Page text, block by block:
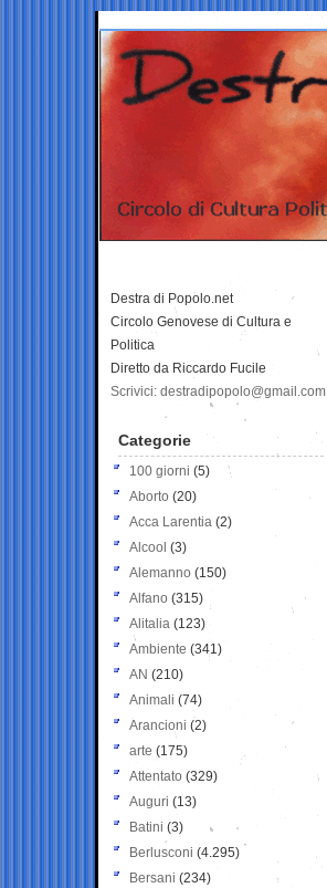
Destra di Popolo.net
Circolo Genovese di Cultura e
Politica
Diretto da Riccardo Fucile
Scrivici: destradipopolo@gmail.com
Categorie
100 giorni (5)
Aborto (20)
Acca Larentia (2)
Alcool (3)
Alemanno (150)
Alfano (315)
Alitalia (123)
Ambiente (341)
AN (210)
Animali (74)
Arancioni (2)
arte (175)
Attentato (329)
Auguri (13)
Batini (3)
Berlusconi (4.295)
Bersani (234)